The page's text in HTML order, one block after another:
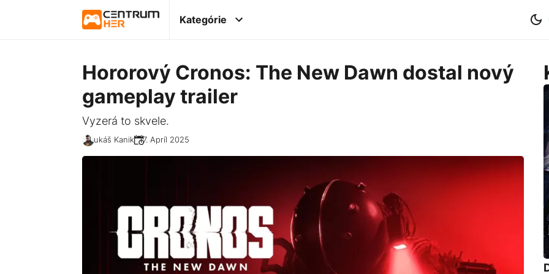
Kategórie
Hororový Cronos: The New Dawn dostal nový
gameplay trailer
Vyzerá to skvele.
Lukáš Kanik 17. Apríl 2025